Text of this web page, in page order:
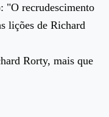
"O recrudescimento
lições de Richard
Rorty, mais que